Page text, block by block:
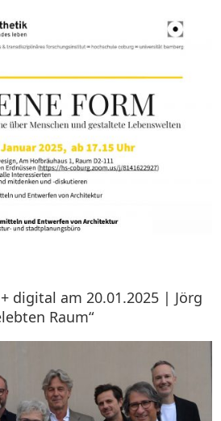
digital am 20.01.2025 | Jörg
Raum“